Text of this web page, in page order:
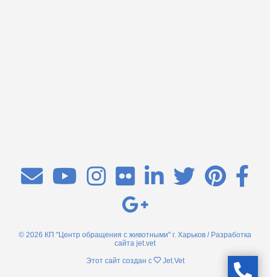
© 2026 КП "Центр обращения с животными" г. Харьков / Разработка
сайта jet.vet
Этот сайт создан с Jet.Vet